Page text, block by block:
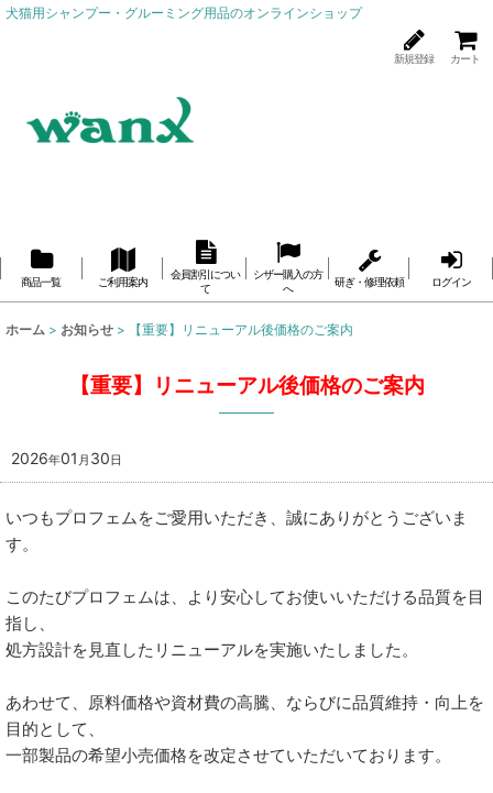
犬猫用シャンプー・グルーミング用品のオンラインショップ
新規登録 カート
商品一覧 ご利用案内
会員割引につい
て
シザー購入の方
へ
研ぎ・修理依頼 ログイン
ホーム > お知らせ > 【重要】リニューアル後価格のご案内
【重要】リニューアル後価格のご案内
2026年01 月 30日
いつもプロフェムをご愛用いただき、誠にありがとうございま
す。
このたびプロフェムは、より安心してお使いいただける品質を目
指し、
処方設計を見直したリニューアルを実施いたしました。
あわせて、原料価格や資材費の高騰、ならびに品質維持・向上を
目的として、
一部製品の希望小売価格を改定させていただいております。